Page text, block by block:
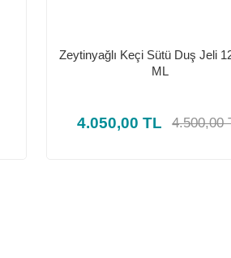
Zeytinyağlı Keçi Sütü Duş Jeli
ML
4.050,00 TL 4.500,00